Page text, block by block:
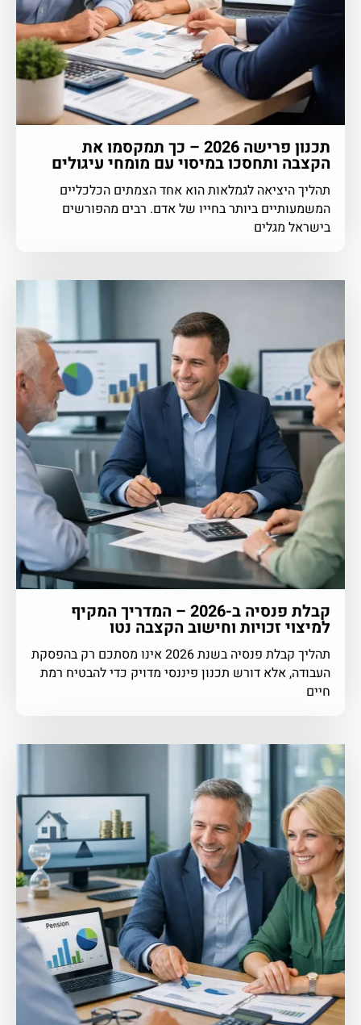
תכנון פרישה 2026 – כך תמקסמו את
הקצבה ותחסכו במיסוי עם מומחי עיגולים
תהליך היציאה לגמלאות הוא אחד הצמתים הכלכליים
המשמעותיים ביותר בחייו של אדם. רבים מהפורשים
בישראל מגלים
קבלת פנסיה ב-2026 – המדריך המקיף
למיצוי זכויות וחישוב הקצבה נטו
תהליך קבלת פנסיה בשנת 2026 אינו מסתכם רק בהפסקת
העבודה, אלא דורש תכנון פיננסי מדויק כדי להבטיח רמת
חיים